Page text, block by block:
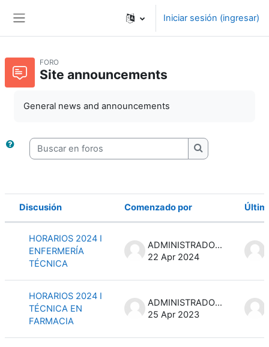
Iniciar sesión (ingresar)
FORO
Site announcements
General news and announcements
Buscar en foros
Buscar en foros
Lista de discusiones. Mostrando 3
Estatus
Discusión Comenzado por
HORARIOS 2024 I
ENFERMERÍA
TÉCNICA
ADMINISTRADOR IMPERIAL
22 Apr 2024
HORARIOS 2024 I
TÉCNICA EN
FARMACIA
ADMINISTRADOR IMPERIAL
25 Apr 2023